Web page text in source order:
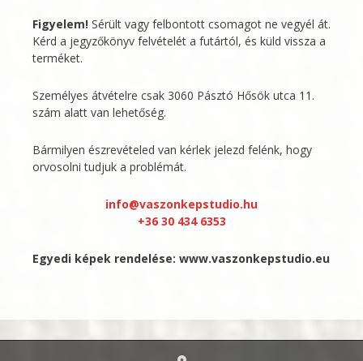
Figyelem! Sérült vagy felbontott csomagot ne vegyél át.
Kérd a jegyzőkönyv felvételét a futártól, és küld vissza a
terméket.
Személyes átvételre csak 3060 Pásztó Hősök utca 11.
szám alatt van lehetőség.
Bármilyen észrevételed van kérlek jelezd felénk, hogy
orvosolni tudjuk a problémát.
info@vaszonkepstudio.hu
+36 30 434 6353
Egyedi képek rendelése: www.vaszonkepstudio.eu